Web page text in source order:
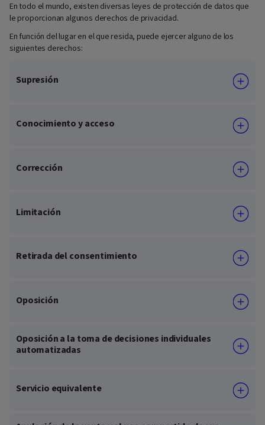
En todo el mundo, existen diversas leyes de protección de datos que
le proporcionan algunos derechos de privacidad.
En función del lugar en el que resida, puede ejercer alguno de los
siguientes derechos:
Supresión
Conocimiento y acceso
Corrección
Limitación
Retirada del consentimiento
Oposición
Oposición a la toma de decisiones individuales
automatizadas
Servicio equivalente